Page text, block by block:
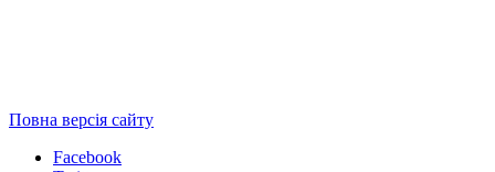
Повна версія сайту
Facebook